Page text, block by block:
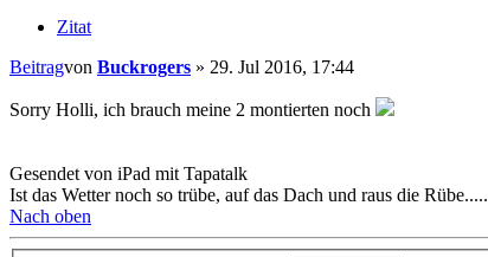
Zitat
Beitragvon Buckrogers » 29. Jul 2016, 17:44
Sorry Holli, ich brauch meine 2 montierten noch
Gesendet von iPad mit Tapatalk
Ist das Wetter noch so trübe, auf das Dach und raus die Rübe.....
Nach oben